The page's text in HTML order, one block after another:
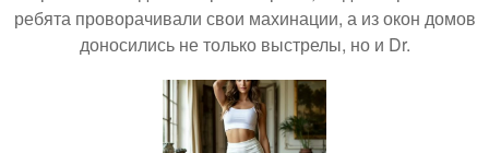
ребята проворачивали свои махинации, а из окон домов
доносились не только выстрелы, но и Dr.